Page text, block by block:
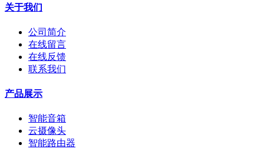
关于我们
公司简介
在线留言
在线反馈
联系我们
产品展示
智能音箱
云摄像头
智能路由器